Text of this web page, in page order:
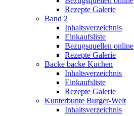
Rezepte Galerie
Band 2
Inhaltsverzeichnis
Einkaufsliste
Bezugsquellen online
Rezepte Galerie
Backe backe Kuchen
Inhaltsverzeichnis
Einkaufsliste
Rezepte Galerie
Kunterbunte Burger-Welt
Inhaltsverzeichnis